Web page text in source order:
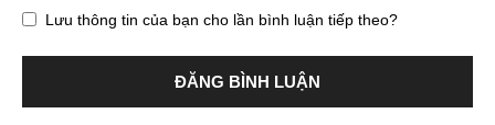
Lưu thông tin của bạn cho lần bình luận tiếp theo?